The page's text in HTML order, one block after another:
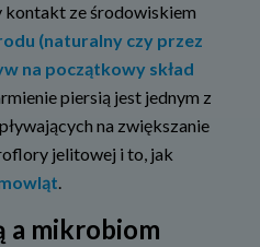
kontakt ze środowiskiem
(naturalny czy przez
na początkowy skład
piersią jest jednym z
na zwiększanie
jelitowej i to, jak
.
a mikrobiom